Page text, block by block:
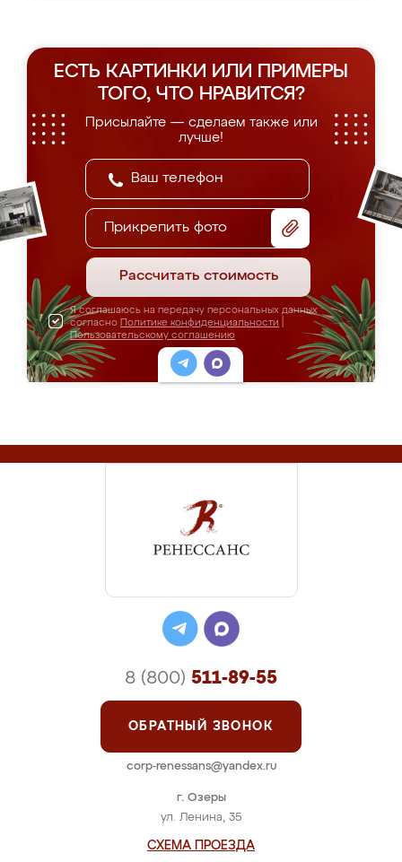
ЕСТЬ КАРТИНКИ ИЛИ ПРИМЕРЫ
ТОГО, ЧТО НРАВИТСЯ?
Присылайте — сделаем также или
лучше!
Прикрепить фото
Рассчитать стоимость
Я соглашаюсь на передачу персональных данных
согласно Политике конфиденциальности
Пользовательскому соглашению
г. Озеры
ул. Ленина, 35
СХЕМА ПРОЕЗДА
8 (800) 511-89-55
ОБРАТНЫЙ ЗВОНОК
corp-renessans@yandex.ru